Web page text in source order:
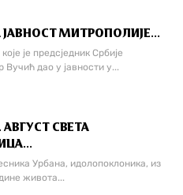
МИТРОПОЛИЈЕ...
је предсједник Србије
Вучић дао у јавности у...
СВЕТА
Урбана, идолопоклоника, из
живота...